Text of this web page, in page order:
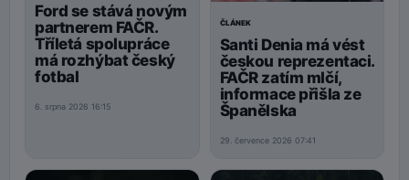
Ford se stává novým
partnerem FAČR.
Tříletá spolupráce
má rozhýbat český
fotbal
6. srpna 2026 16:15
ČLÁNEK
Santi Denia má vést
českou reprezentaci.
FAČR zatím mlčí,
informace přišla ze
Španělska
29. července 2026 07:41